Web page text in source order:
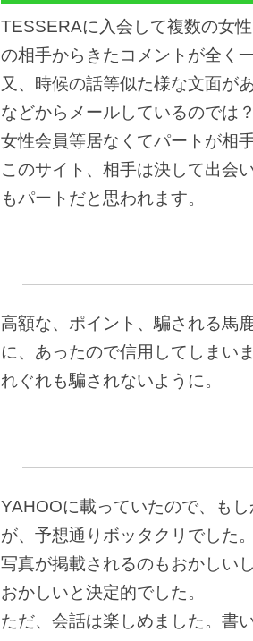
TESSERAに入会して複数の女
の相手からきたコメントが全く
又、時候の話等似た様な文面が
などからメールしているのでは？
女性会員等居なくてパートが相
このサイト、相手は決して出会
もパートだと思われます。
高額な、ポイント、騙される馬
に、あったので信用してしまい
れぐれも騙されないように。
YAHOOに載っていたので、も
が、予想通りボッタクリでした。
写真が掲載されるのもおかしい
おかしいと決定的でした。
ただ、会話は楽しめました。書